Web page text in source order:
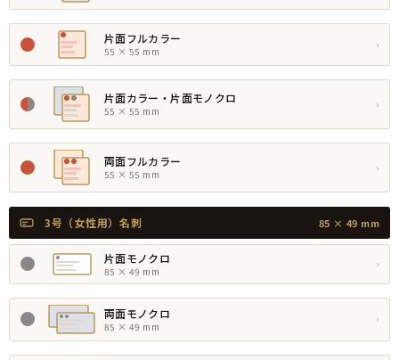
片面フルカラー
55 × 55 mm
›
片面カラー・片面モノクロ
55 × 55 mm
›
両面フルカラー
55 × 55 mm
›
3号（女性用）名刺 85 × 49 mm
片面モノクロ
85 × 49 mm
›
両面モノクロ
85 × 49 mm
›